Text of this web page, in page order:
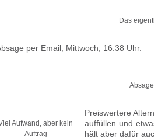
Das
per Email, Mittwoch, 16:38 Uhr.
Aufwand, aber kein
Auftrag
Preiswertere
auffüllen und
hält aber dafür